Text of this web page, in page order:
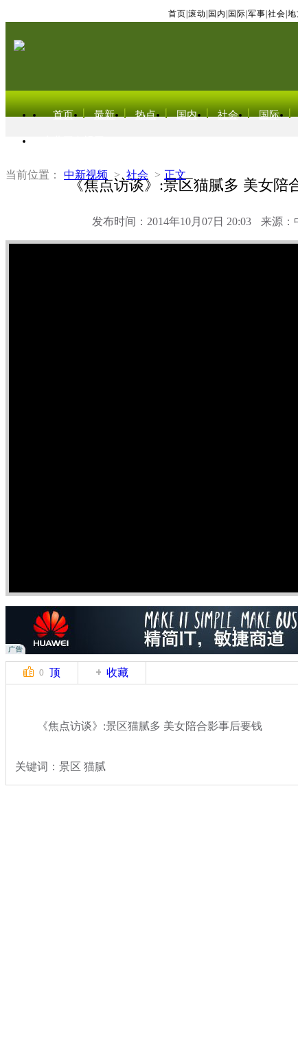
首页 滚动 国内 国际 军事 社会 地
首页 最新 热点 国内 社会 国际
当前位置： 中新视频 > 社会 > 正文
《焦点访谈》:景区猫腻多 美女陪
发布时间：2014年10月07日 20:03 来源：
0 顶 收藏
《焦点访谈》:景区猫腻多 美女陪合影事后要钱
关键词：景区 猫腻